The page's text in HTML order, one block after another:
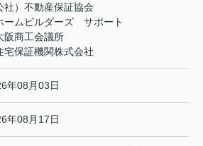
社）不動産保証協会
ムビルダーズ サポート
阪商工会議所
保証機関株式会社
年08月03日
年08月17日